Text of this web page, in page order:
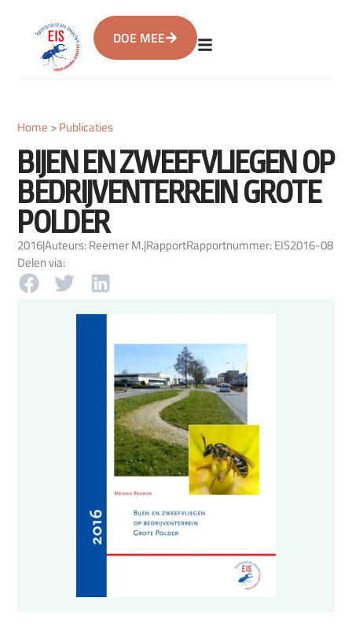
DOE MEE
Home >Publicaties
BIJEN EN ZWEEFVLIEGEN OP
BEDRIJVENTERREIN GROTE
POLDER
2016|Auteurs: Reemer M.|RapportRapportnummer: EIS2016-08
Delen via: